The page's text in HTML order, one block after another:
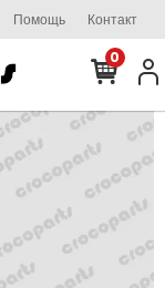
Помощь Контакт
0